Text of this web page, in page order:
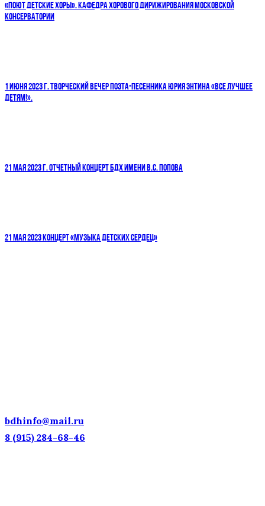
«ПОЮТ ДЕТСКИЕ ХОРЫ». КАФЕДРА ХОРОВОГО ДИРИЖИРОВАНИЯ МОСКОВСКОЙ
КОНСЕРВАТОРИИ
1 ИЮНЯ 2023 Г. ТВОРЧЕСКИЙ ВЕЧЕР ПОЭТА-ПЕСЕННИКА ЮРИЯ ЭНТИНА «ВСЕ ЛУЧШЕЕ
ДЕТЯМ!».
21 МАЯ 2023 Г. ОТЧЕТНЫЙ КОНЦЕРТ БДХ ИМЕНИ В.С. ПОПОВА
21 МАЯ 2023 КОНЦЕРТ «МУЗЫКА ДЕТСКИХ СЕРДЕЦ»
bdhinfo@mail.ru
8 (915) 284-68-46